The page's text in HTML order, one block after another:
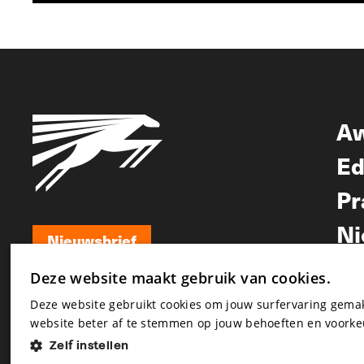
Nieuwsbrief
Nieuwsbrief
Deze website maakt gebruik van cookies.
Deze website gebruikt cookies om jouw surfervaring
website beter af te stemmen op jouw behoeften en
Zelf instellen